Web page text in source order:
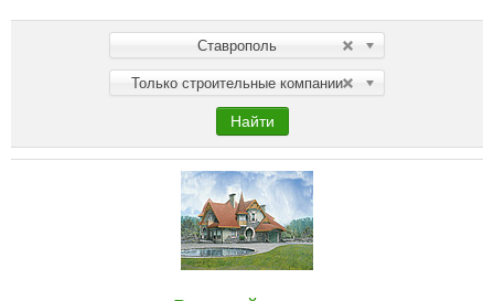
Ставрополь
Только строительные компании
Найти